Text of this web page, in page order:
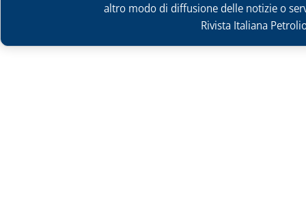
altro modo di diffusione delle notizie o
Rivista Italiana